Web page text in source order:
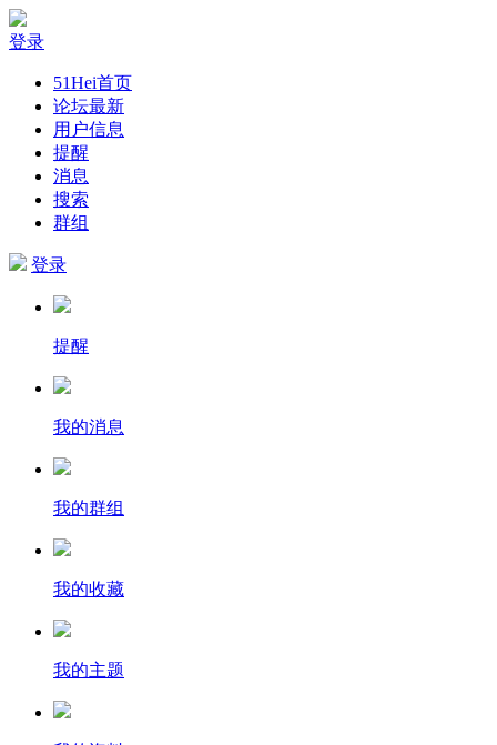
登录
51Hei首页
论坛最新
用户信息
提醒
消息
搜索
群组
登录
提醒
我的消息
我的群组
我的收藏
我的主题